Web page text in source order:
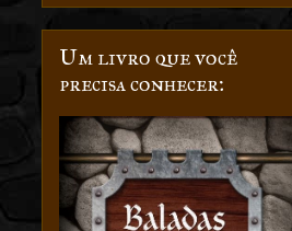
Um livro que você
precisa conhecer: